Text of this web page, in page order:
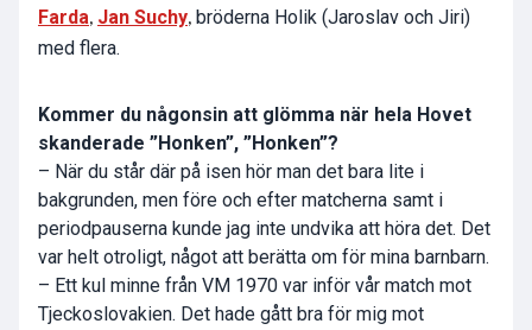
Farda, Jan Suchy, bröderna Holik (Jaroslav och Jiri)
med flera.
Kommer du någonsin att glömma när hela Hovet
skanderade ”Honken”, ”Honken”?
– När du står där på isen hör man det bara lite i
bakgrunden, men före och efter matcherna samt i
periodpauserna kunde jag inte undvika att höra det. Det
var helt otroligt, något att berätta om för mina barnbarn.
– Ett kul minne från VM 1970 var inför vår match mot
Tjeckoslovakien. Det hade gått bra för mig mot